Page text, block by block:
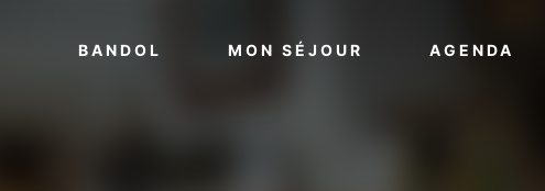
BANDOL VOIR PLUSMON SÉJOUR VOIR PLUSAGENDA